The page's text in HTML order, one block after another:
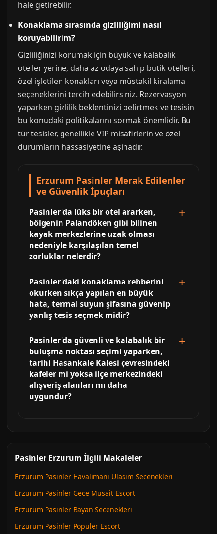
hale getirebilir.
Konaklama sırasında gizliliğimi nasıl
koruyabilirim?
Gizliliğinizi korumak için büyük ve kalabalık
oteller yerine, daha az odaya sahip butik otelleri,
özel işletilen konakları veya müstakil kiralama
seçeneklerini tercih edebilirsiniz. Rezervasyon
yaparken gizlilik beklentinizi belirtmek ve tesisin
bu konudaki politikalarını sormak önemlidir. Bu
tür tesisler, genellikle VIP misafirlerin ve özel
durumların hassasiyetine aşinadır.
Erzurum Pasinler Merak Edilenler
ve Güvenlik İpuçları
Pasinler'da lüks bir otel ararken,
bölgenin Palandöken gibi bilinen
kayak merkezlerine uzak olması
nedeniyle karşılaşılan temel
zorluklar nelerdir?
Pasinler'daki konaklama rehberini
okurken sıkça yapılan en büyük
hata, termal suyun şifasına güvenip
yanlış tesis seçmek midir?
Pasinler'da güvenli ve kalabalık bir
buluşma noktası seçimi yaparken,
tarihi Hasankale Kalesi çevresindeki
kafeler mi yoksa ilçe merkezindeki
alışveriş alanları mı daha
uygundur?
Pasinler Erzurum İlgili Makaleler
Erzurum Pasinler Havalimani Ulasim Secenekleri
Erzurum Pasinler Gece Musait Escort
Erzurum Pasinler Bayan Secenekleri
Erzurum Pasinler Populer Escort